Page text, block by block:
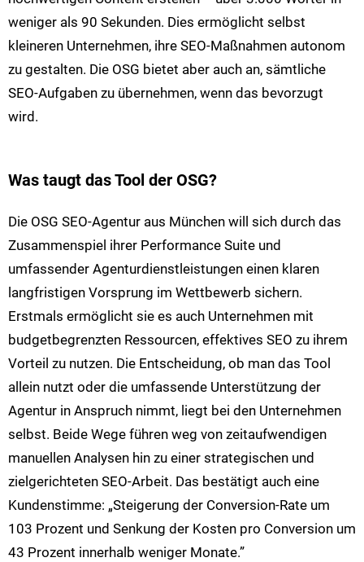
weniger als 90 Sekunden. Dies ermöglicht selbst
kleineren Unternehmen, ihre SEO-Maßnahmen autonom
zu gestalten. Die OSG bietet aber auch an, sämtliche
SEO-Aufgaben zu übernehmen, wenn das bevorzugt
wird.
Was taugt das Tool der OSG?
Die OSG SEO-Agentur aus München will sich durch das
Zusammenspiel ihrer Performance Suite und
umfassender Agenturdienstleistungen einen klaren
langfristigen Vorsprung im Wettbewerb sichern.
Erstmals ermöglicht sie es auch Unternehmen mit
budgetbegrenzten Ressourcen, effektives SEO zu ihrem
Vorteil zu nutzen. Die Entscheidung, ob man das Tool
allein nutzt oder die umfassende Unterstützung der
Agentur in Anspruch nimmt, liegt bei den Unternehmen
selbst. Beide Wege führen weg von zeitaufwendigen
manuellen Analysen hin zu einer strategischen und
zielgerichteten SEO-Arbeit. Das bestätigt auch eine
Kundenstimme: „Steigerung der Conversion-Rate um
103 Prozent und Senkung der Kosten pro Conversion um
43 Prozent innerhalb weniger Monate.”